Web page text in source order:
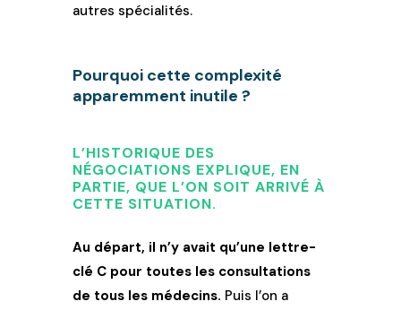
autres spécialités.
Pourquoi cette complexité
apparemment inutile ?
L’HISTORIQUE DES
NÉGOCIATIONS EXPLIQUE, EN
PARTIE, QUE L’ON SOIT ARRIVÉ À
CETTE SITUATION.
Au départ, il n’y avait qu’une lettre-
clé C pour toutes les consultations
de tous les médecins. Puis l’on a